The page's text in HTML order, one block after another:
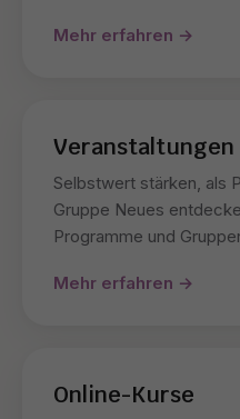
Mehr erfahren →
Veranstaltungen
Selbstwert stärken, als
Gruppe Neues
Programme und
Mehr erfahren →
Online-Kurse